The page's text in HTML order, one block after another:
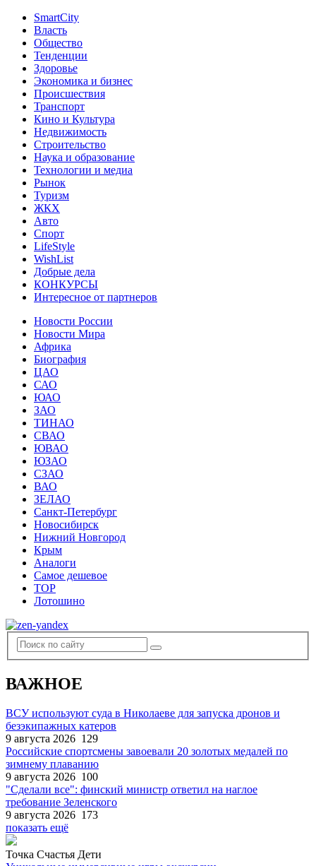
SmartCity
Власть
Общество
Тенденции
Здоровье
Экономика и бизнес
Происшествия
Транспорт
Кино и Культура
Недвижимость
Строительство
Наука и образование
Технологии и медиа
Рынок
Туризм
ЖКХ
Авто
Спорт
LifeStyle
WishList
Добрые дела
КОНКУРСЫ
Интересное от партнеров
Новости России
Новости Мира
Африка
Биография
ЦАО
САО
ЮАО
ЗАО
ТИНАО
СВАО
ЮВАО
ЮЗАО
СЗАО
ВАО
ЗЕЛАО
Санкт-Петербург
Новосибирск
Нижний Новгород
Крым
Аналоги
Самое дешевое
TOP
Лотошино
ВАЖНОЕ
ВСУ используют суда в Николаеве для запуска дронов и
безэкипажных катеров
9 августа 2026 129
Российские спортсмены завоевали 20 золотых медалей по
зимнему плаванию
9 августа 2026 100
"Сделали все": финский министр ответил на наглое
требование Зеленского
9 августа 2026 173
показать ещё
Точка Счастья Дети